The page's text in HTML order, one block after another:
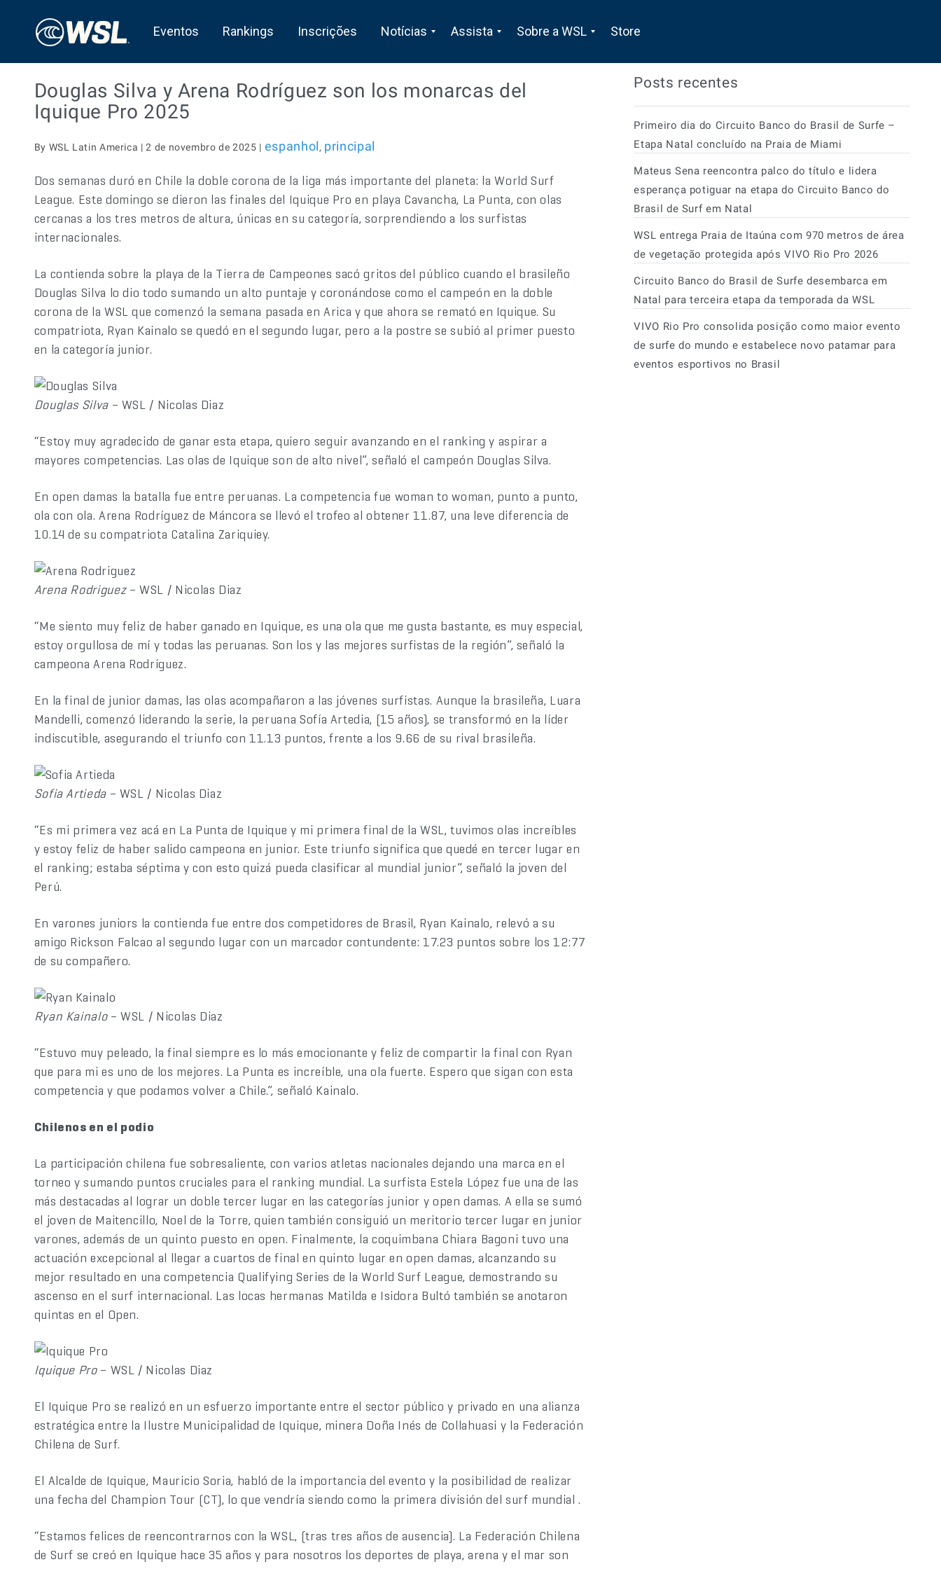
Eventos Rankings Inscrições Notícias Assista Sobre a WSL Store
Douglas Silva y Arena Rodríguez son los monarcas del
Iquique Pro 2025
By WSL Latin America | 2 de novembro de 2025 | espanhol, principal
Dos semanas duró en Chile la doble corona de la liga más importante del planeta: la World Surf
League. Este domingo se dieron las finales del Iquique Pro en playa Cavancha, La Punta, con olas
cercanas a los tres metros de altura, únicas en su categoría, sorprendiendo a los surfistas
internacionales.
La contienda sobre la playa de la Tierra de Campeones sacó gritos del público cuando el brasileño
Douglas Silva lo dio todo sumando un alto puntaje y coronándose como el campeón en la doble
corona de la WSL que comenzó la semana pasada en Arica y que ahora se remató en Iquique. Su
compatriota, Ryan Kainalo se quedó en el segundo lugar, pero a la postre se subió al primer puesto
en la categoría junior.
Douglas Silva – WSL / Nicolas Diaz
“Estoy muy agradecido de ganar esta etapa, quiero seguir avanzando en el ranking y aspirar a
mayores competencias. Las olas de Iquique son de alto nivel”, señaló el campeón Douglas Silva.
En open damas la batalla fue entre peruanas. La competencia fue woman to woman, punto a punto,
ola con ola. Arena Rodríguez de Máncora se llevó el trofeo al obtener 11.87, una leve diferencia de
10.14 de su compatriota Catalina Zariquiey.
Arena Rodriguez – WSL / Nicolas Diaz
“Me siento muy feliz de haber ganado en Iquique, es una ola que me gusta bastante, es muy especial,
estoy orgullosa de mí y todas las peruanas. Son los y las mejores surfistas de la región”, señaló la
campeona Arena Rodríguez.
En la final de junior damas, las olas acompañaron a las jóvenes surfistas. Aunque la brasileña, Luara
Mandelli, comenzó liderando la serie, la peruana Sofía Artedia, (15 años), se transformó en la líder
indiscutible, asegurando el triunfo con 11.13 puntos, frente a los 9.66 de su rival brasileña.
Sofia Artieda – WSL / Nicolas Diaz
“Es mi primera vez acá en La Punta de Iquique y mi primera final de la WSL, tuvimos olas increíbles
y estoy feliz de haber salido campeona en junior. Este triunfo significa que quedé en tercer lugar en
el ranking; estaba séptima y con esto quizá pueda clasificar al mundial junior”, señaló la joven del
Perú.
En varones juniors la contienda fue entre dos competidores de Brasil, Ryan Kainalo, relevó a su
amigo Rickson Falcao al segundo lugar con un marcador contundente: 17.23 puntos sobre los 12:77
de su compañero.
Ryan Kainalo – WSL / Nicolas Diaz
“Estuvo muy peleado, la final siempre es lo más emocionante y feliz de compartir la final con Ryan
que para mi es uno de los mejores. La Punta es increíble, una ola fuerte. Espero que sigan con esta
competencia y que podamos volver a Chile.”, señaló Kainalo.
Chilenos en el podio
La participación chilena fue sobresaliente, con varios atletas nacionales dejando una marca en el
torneo y sumando puntos cruciales para el ranking mundial. La surfista Estela López fue una de las
más destacadas al lograr un doble tercer lugar en las categorías junior y open damas. A ella se sumó
el joven de Maitencillo, Noel de la Torre, quien también consiguió un meritorio tercer lugar en junior
varones, además de un quinto puesto en open. Finalmente, la coquimbana Chiara Bagoni tuvo una
actuación excepcional al llegar a cuartos de final en quinto lugar en open damas, alcanzando su
mejor resultado en una competencia Qualifying Series de la World Surf League, demostrando su
ascenso en el surf internacional. Las locas hermanas Matilda e Isidora Bultó también se anotaron
quintas en el Open.
Iquique Pro – WSL / Nicolas Diaz
El Iquique Pro se realizó en un esfuerzo importante entre el sector público y privado en una alianza
estratégica entre la Ilustre Municipalidad de Iquique, minera Doña Inés de Collahuasi y la Federación
Chilena de Surf.
El Alcalde de Iquique, Mauricio Soria, habló de la importancia del evento y la posibilidad de realizar
una fecha del Champion Tour (CT), lo que vendría siendo como la primera división del surf mundial .
“Estamos felices de reencontrarnos con la WSL, (tras tres años de ausencia). La Federación Chilena
de Surf se creó en Iquique hace 35 años y para nosotros los deportes de playa, arena y el mar son
Posts recentes
Primeiro dia do Circuito Banco do Brasil de Surfe –
Etapa Natal concluído na Praia de Miami
Mateus Sena reencontra palco do título e lidera
esperança potiguar na etapa do Circuito Banco do
Brasil de Surf em Natal
WSL entrega Praia de Itaúna com 970 metros de área
de vegetação protegida após VIVO Rio Pro 2026
Circuito Banco do Brasil de Surfe desembarca em
Natal para terceira etapa da temporada da WSL
VIVO Rio Pro consolida posição como maior evento
de surfe do mundo e estabelece novo patamar para
eventos esportivos no Brasil